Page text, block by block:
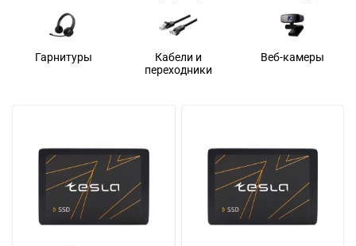
Гарнитуры
Кабели и
переходники
Веб-камеры